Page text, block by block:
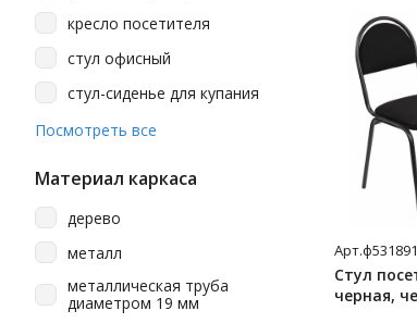
кресло посетителя
стул офисный
стул-сиденье для купания
стулья детские
стулья складные
табурет
Посмотреть все
Материал каркаса
дерево
металл
металлическая труба
диаметром 19 мм
Арт.ф531891
Стул
черная,